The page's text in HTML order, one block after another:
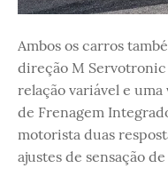
Ambos os carros
direção M
relação variável e
de Frenagem
motorista duas
ajustes de sensação